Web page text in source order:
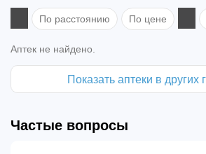
По расстоянию По цене
Аптек не найдено.
Показать аптеки в других
Частые вопросы